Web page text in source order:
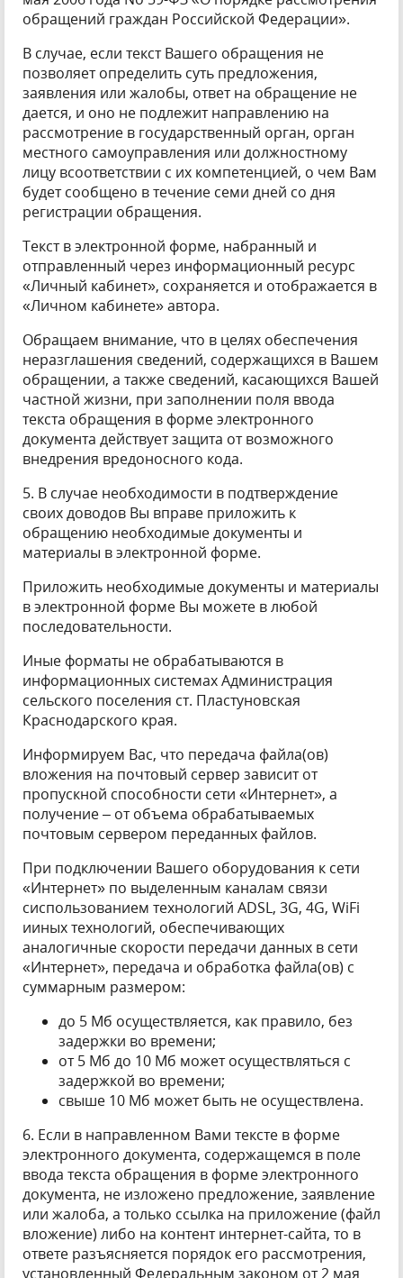
обращений граждан Российской Федерации».
В случае, если текст Вашего обращения не
позволяет определить суть предложения,
заявления или жалобы, ответ на обращение не
дается, и оно не подлежит направлению на
рассмотрение в государственный орган, орган
местного самоуправления или должностному
лицу всоответствии с их компетенцией, о чем Вам
будет сообщено в течение семи дней со дня
регистрации обращения.
Текст в электронной форме, набранный и
отправленный через информационный ресурс
«Личный кабинет», сохраняется и отображается в
«Личном кабинете» автора.
Обращаем внимание, что в целях обеспечения
неразглашения сведений, содержащихся в Вашем
обращении, а также сведений, касающихся Вашей
частной жизни, при заполнении поля ввода
текста обращения в форме электронного
документа действует защита от возможного
внедрения вредоносного кода.
5. В случае необходимости в подтверждение
своих доводов Вы вправе приложить к
обращению необходимые документы и
материалы в электронной форме.
Приложить необходимые документы и материалы
в электронной форме Вы можете в любой
последовательности.
Иные форматы не обрабатываются в
информационных системах Администрация
сельского поселения ст. Пластуновская
Краснодарского края.
Информируем Вас, что передача файла(ов)
вложения на почтовый сервер зависит от
пропускной способности сети «Интернет», а
получение – от объема обрабатываемых
почтовым сервером переданных файлов.
При подключении Вашего оборудования к сети
«Интернет» по выделенным каналам связи
сиспользованием технологий ADSL, 3G, 4G, WiFi
ииных технологий, обеспечивающих
аналогичные скорости передачи данных в сети
«Интернет», передача и обработка файла(ов) с
суммарным размером:
до 5 Мб осуществляется, как правило, без
задержки во времени;
от 5 Мб до 10 Мб может осуществляться с
задержкой во времени;
свыше 10 Мб может быть не осуществлена.
6. Если в направленном Вами тексте в форме
электронного документа, содержащемся в поле
ввода текста обращения в форме электронного
документа, не изложено предложение, заявление
или жалоба, а только ссылка на приложение (файл
вложение) либо на контент интернет-сайта, то в
ответе разъясняется порядок его рассмотрения,
установленный Федеральным законом от 2 мая